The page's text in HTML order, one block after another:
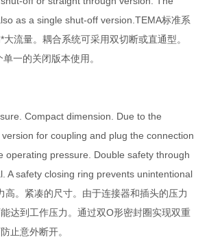
as a single shut-off version.TEMA标准系
流量。耦合系统可采用双切断或直通型。
一的关闭版本使用。
Compact dimension. Due to the
for coupling and plug the connection
operating pressure. Double safety through
A safety closing ring prevents unintentional
高。紧凑的尺寸。由于连接器和插头的压力
达到工作压力。通过双O形密封圈实现双重
止意外断开。